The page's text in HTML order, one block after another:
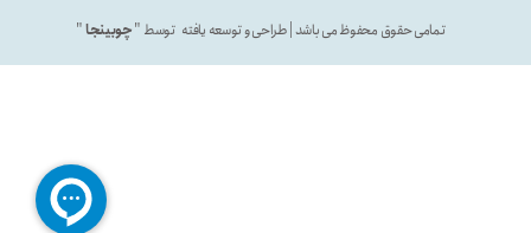
تمامی حقوق محفوظ می باشد | طراحی و توسعه یافته توسط "چوبینجا"